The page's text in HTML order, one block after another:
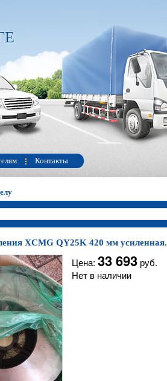
Контакты
XCMG QY25K 420 мм усиленная.
Цена: 33 693 руб.
Нет в наличии